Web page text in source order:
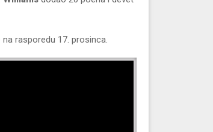
rasporedu 17. prosinca.